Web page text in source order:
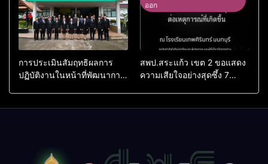
การประเมินสัมฤทธิผลการ
ปฏิบัติงานในหน้าที่พัฒนาการ
ออก
สพป.สระแก้ว เขต 2 ขอแสดง
ความเสียใจอย่างสุดซึ้ง 7